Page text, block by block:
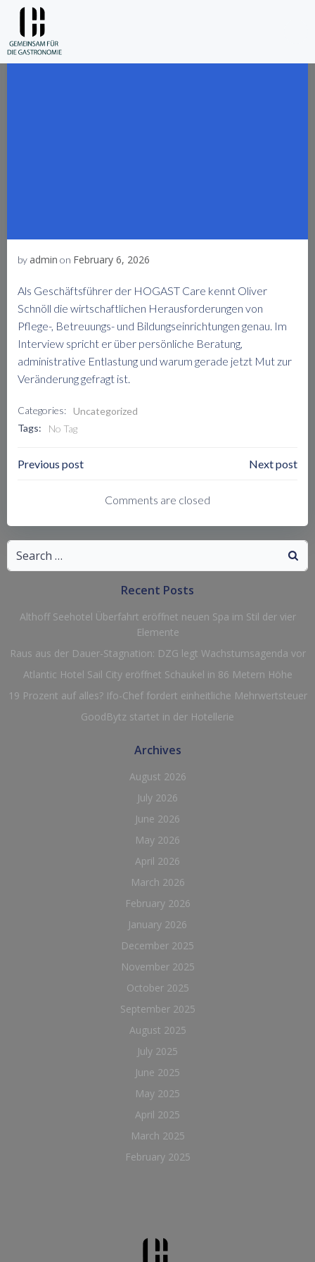
by admin on February 6, 2026
Als Geschäftsführer der HOGAST Care kennt Oliver
Schnöll die wirtschaftlichen Herausforderungen von
Pflege-, Betreuungs- und Bildungseinrichtungen genau. Im
Interview spricht er über persönliche Beratung,
administrative Entlastung und warum gerade jetzt Mut zur
Veränderung gefragt ist.
Categories: Uncategorized
Tags:
No Tag
Post
Navigation
Previous post
Navigation
Next post
Comments are closed
Search
for:
Recent Posts
Althoff Seehotel Überfahrt eröffnet neuen Spa im Stil der vier
Elemente
Raus aus der Dauer-Stagnation: DZG legt Wachstumsagenda vor
Atlantic Hotel Sail City eröffnet Schaukel in 86 Metern Höhe
19 Prozent auf alles? Ifo-Chef fordert einheitliche Mehrwertsteuer
GoodBytz startet in der Hotellerie
Archives
August 2026
July 2026
June 2026
May 2026
April 2026
March 2026
February 2026
January 2026
December 2025
November 2025
October 2025
September 2025
August 2025
July 2025
June 2025
May 2025
April 2025
March 2025
February 2025